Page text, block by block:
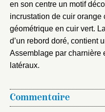
en son centre un motif
incrustation de cuir orange
géométrique en cuir vert.
d’un rebord doré, contient
Assemblage par charnière
latéraux.
Commentaire
Valider
Nouveau
Mot de passe
Vous n'êtes pas encore inscrit ?